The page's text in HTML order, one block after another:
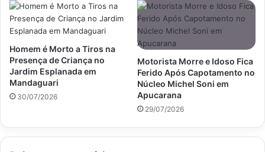
Homem é Morto a Tiros na
Presença de Criança no
Jardim Esplanada em
Mandaguari
30/07/2026
Motorista Morre e Idoso Fica
Ferido Após Capotamento no
Núcleo Michel Soni em
Apucarana
29/07/2026